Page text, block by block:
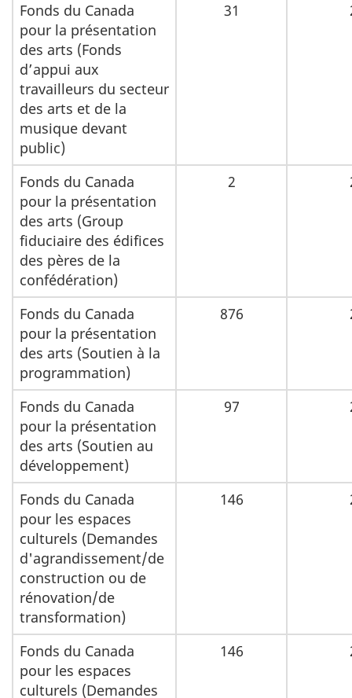
Fonds du Canada
pour la présentation
des arts (Fonds
d’appui aux
travailleurs du secteur
des arts et de la
musique devant
public)
31
Fonds du Canada
pour la présentation
des arts (Group
fiduciaire des édifices
des pères de la
confédération)
2
Fonds du Canada
pour la présentation
des arts (Soutien à la
programmation)
876
Fonds du Canada
pour la présentation
des arts (Soutien au
développement)
97
Fonds du Canada
pour les espaces
culturels (Demandes
d'agrandissement/de
construction ou de
rénovation/de
transformation)
146
Fonds du Canada
pour les espaces
culturels (Demandes
146